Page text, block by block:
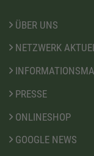
ÜBER UNS
NETZWERK
PRESSE
ONLINESHOP
GOOGLE NEWS